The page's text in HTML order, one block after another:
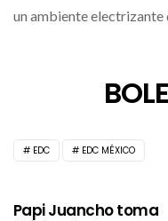
un ambiente
EDC EDC MÉXICO
Papi Juancho toma